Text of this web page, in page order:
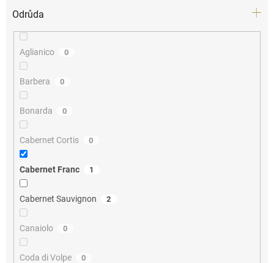
Odrůda
Aglianico 0
Barbera 0
Bonarda 0
Cabernet Cortis 0
Cabernet Franc 1
Cabernet Sauvignon 2
Canaiolo 0
Coda di Volpe 0